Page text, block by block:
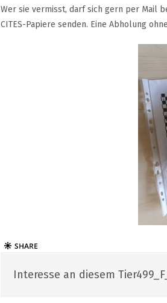
Wer sie vermisst, darf sich gern per Mail
CITES-Papiere senden. Eine Abholung
Interesse an diesem